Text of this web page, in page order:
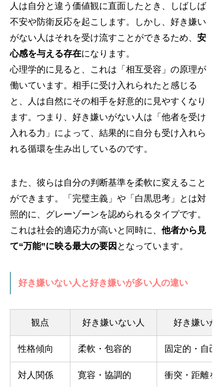
人は自分と違う価値観に直面したとき、しばしば
不安や防衛反応を起こします。しかし、好き嫌い
がない人はそれを受け流すことができるため、 安
心感を与える存在になります。
心理学的に見ると、これは「相互受容」の原理が
働いています。相手に受け入れられたと感じる
と、人は自然にその相手を好意的に見やすくなり
ます。つまり、好き嫌いがない人は「他者を受け
入れる力」によって、結果的に自分も受け入れら
れる循環を生み出しているのです。
また、彼らは自分の判断基準を柔軟に変えること
ができます。「完璧主義」や「白黒思考」とは対
照的に、グレーゾーンを認められるタイプです。
これは社会的適応力が高いと同時に、 他者から見
て“万能”に映る最大の要因 となっています。
好き嫌いない人と好き嫌いが多い人の違い
観点 好き嫌いない人 好き嫌いが
性格傾向 柔軟・包容的 固定的・自己
対人関係 寛容・協調的 衝突・距離を